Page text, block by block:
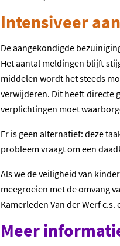
Intensiveer
De aangekondigde
Het aantal meldingen blijft
middelen wordt het steeds
verwijderen. Dit heeft directe
verplichtingen moet
Er is geen alternatief: deze
probleem vraagt om een
Als we de veiligheid van
meegroeien met de omvang
Kamerleden Van der Werf
Meer